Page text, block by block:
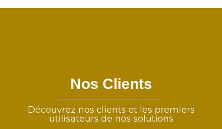
Nos Clients
Découvrez nos clients et les premiers
utilisateurs de nos solutions